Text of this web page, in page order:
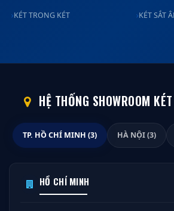
KÉT TRONG KÉT KÉT SẮT
HỆ THỐNG SHOWROOM
TP. HỒ CHÍ MINH (3) HÀ NỘI (3)
HỒ CHÍ MINH